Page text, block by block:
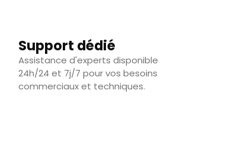
Support dédié
Assistance d'experts disponible
24h/24 et 7j/7 pour vos besoins
commerciaux et techniques.